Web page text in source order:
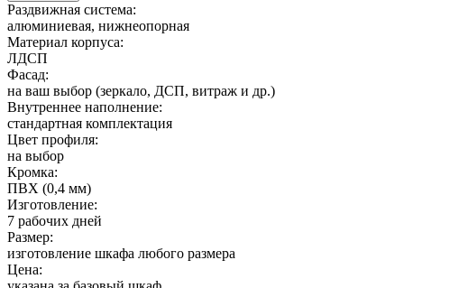
Раздвижная система:
алюминиевая, нижнеопорная
Материал корпуса:
ЛДСП
Фасад:
на ваш выбор (зеркало, ДСП, витраж и др.)
Внутреннее наполнение:
стандартная комплектация
Цвет профиля:
на выбор
Кромка:
ПВХ (0,4 мм)
Изготовление:
7 рабочих дней
Размер:
изготовление шкафа любого размера
Цена: